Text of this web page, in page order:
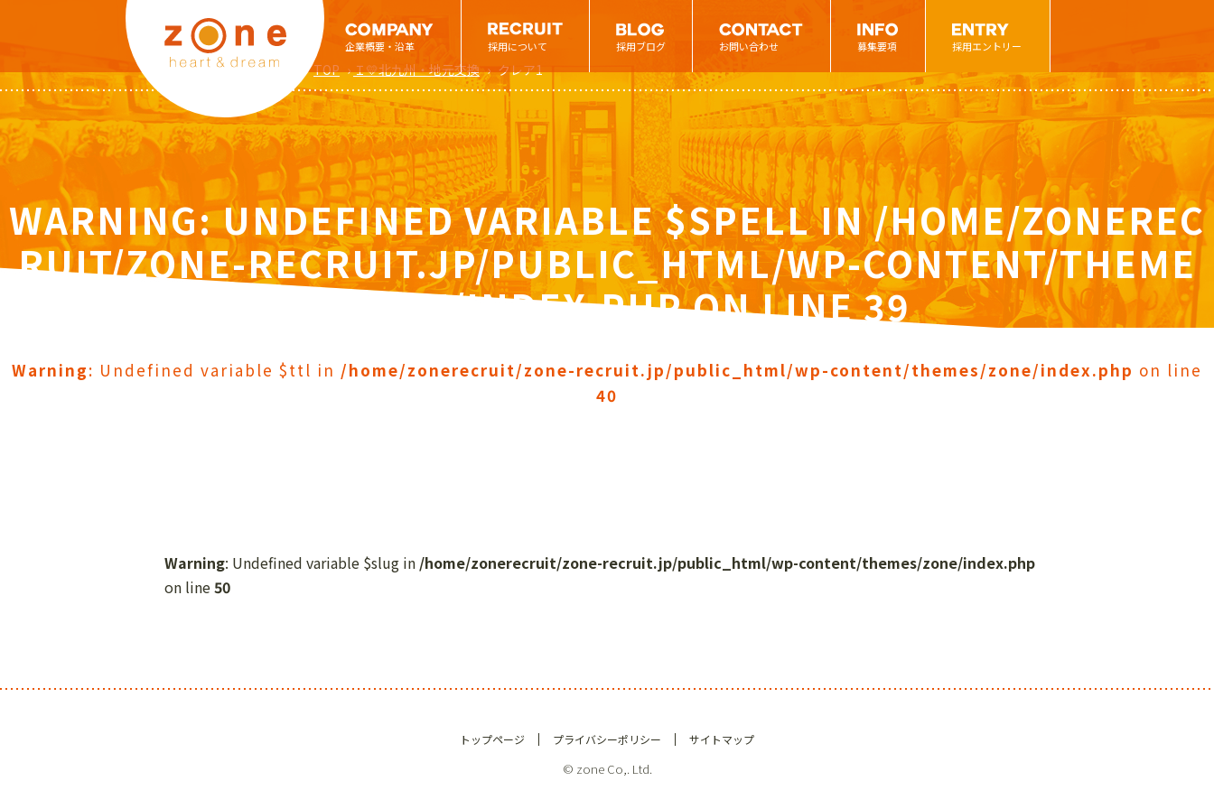
企業概要・沿革 採用について 採用ブログ お問い合わせ 募集要項 採用エントリー
TOP ›Ｉ💛北九州・地元交換 › クレア1
WARNING: UNDEFINED VARIABLE $SPELL IN/HOME/ZONEREC
RUIT/ZONE-RECRUIT.JP/PUBLIC_HTML/WP-CONTENT/THEME
S/ZONE/INDEX.PHPON LINE39
Warning: Undefined variable $ttl in /home/zonerecruit/zone-recruit.jp/public_html/wp-content/themes/zone/index.php on line
40
Warning: Undefined variable $slug in /home/zonerecruit/zone-recruit.jp/public_html/wp-content/themes/zone/index.php
on line50
トップページ プライバシーポリシー サイトマップ
© zone Co,. Ltd.